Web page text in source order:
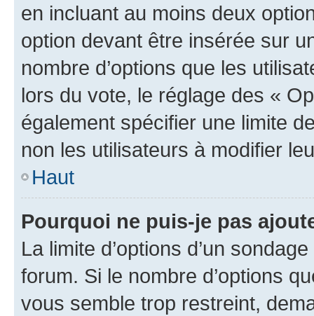
en incluant au moins deux
option devant être insérée sur
nombre d’options que les
lors du vote, le réglage des «
également spécifier une limite
non les utilisateurs à modifier
Haut
Pourquoi ne puis-je pas
La limite d’options d’un
forum. Si le nombre d’options
vous semble trop restreint,